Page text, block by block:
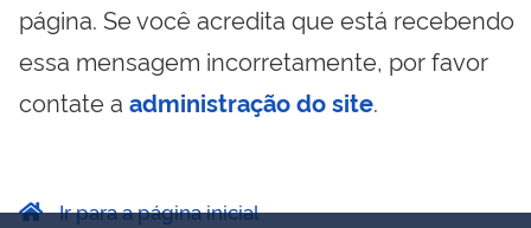
página. Se você acredita que está recebendo
essa mensagem incorretamente, por favor
contate a administração do site.
Ir para a página inicial